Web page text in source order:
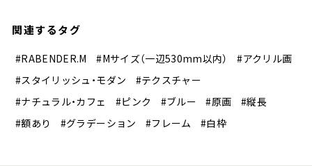
関連するタグ
#RABENDER.M #Mサイズ（一辺530mm以内）
#アクリル画
#スタイリッシュ・モダン
#テクスチャー
#ナチュラル・カフェ
#ピンク #ブルー #原画
#縦長
#額あり
#グラデーション #フレーム #白枠